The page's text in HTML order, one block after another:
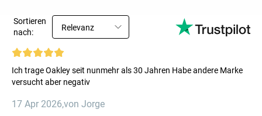
Sortieren
nach:
Relevanz
Ich trage Oakley seit nunmehr als 30 Jahren Habe andere Marke
versucht aber negativ
17 Apr 2026,von Jorge